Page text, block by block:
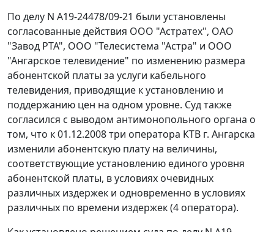
По делу N А19-24478/09-21 были установлены
согласованные действия ООО "Астратех", ОАО
"Завод РТА", ООО "Телесистема "Астра" и ООО
"Ангарское телевидение" по изменению размера
абонентской платы за услуги кабельного
телевидения, приводящие к установлению и
поддержанию цен на одном уровне. Суд также
согласился с выводом антимонопольного органа о
том, что к 01.12.2008 три оператора КТВ г. Ангарска
изменили абонентскую плату на величины,
соответствующие установлению единого уровня
абонентской платы, в условиях очевидных
различных издержек и одновременно в условиях
различных по времени издержек (4 оператора).